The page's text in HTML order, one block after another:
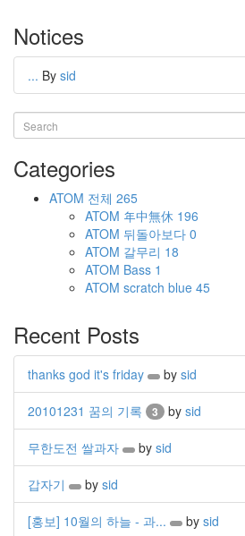
Notices
... By sid
Categories
ATOM 전체 265
ATOM 年中無休 196
ATOM 뒤돌아보다 0
ATOM 갈무리 18
ATOM Bass 1
ATOM scratch blue 45
Recent Posts
thanks god it's friday by sid
20101231 꿈의 기록 3 by sid
무한도전 쌀과자 by sid
갑자기 by sid
[홍보] 10월의 하늘 - 과... by sid